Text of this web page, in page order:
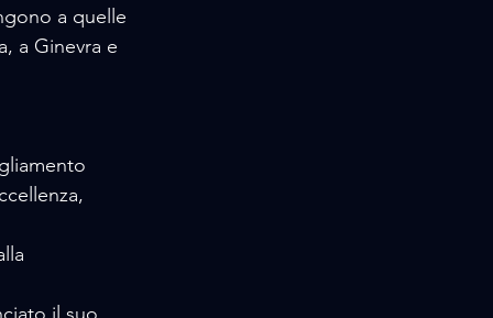
a quelle
a Ginevra e